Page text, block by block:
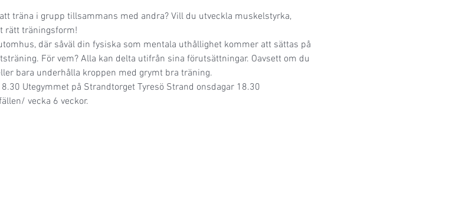
träna i grupp tillsammans med andra? Vill du utveckla muskelstyrka,
rätt träningsform!
där såväl din fysiska som mentala uthållighet kommer att sättas på
För vem? Alla kan delta utifrån sina förutsättningar. Oavsett om du
bara underhålla kroppen med grymt bra träning.
Utegymmet på Strandtorget Tyresö Strand onsdagar 18.30
vecka 6 veckor.